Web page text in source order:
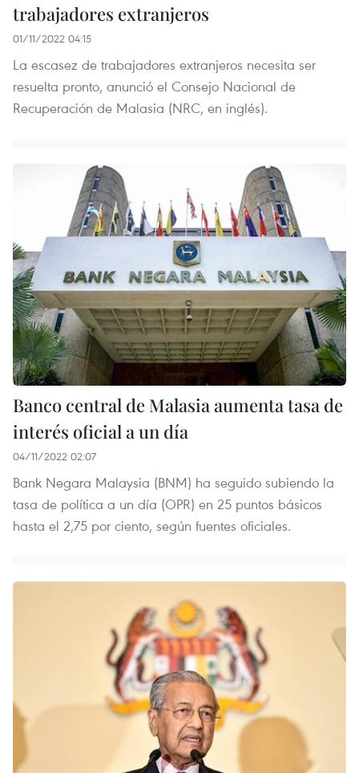
trabajadores extranjeros
01/11/2022 04:15
La escasez de trabajadores extranjeros necesita ser
resuelta pronto, anunció el Consejo Nacional de
Recuperación de Malasia (NRC, en inglés).
Banco central de Malasia aumenta tasa de
interés oficial a un día
04/11/2022 02:07
Bank Negara Malaysia (BNM) ha seguido subiendo la
tasa de política a un día (OPR) en 25 puntos básicos
hasta el 2,75 por ciento, según fuentes oficiales.